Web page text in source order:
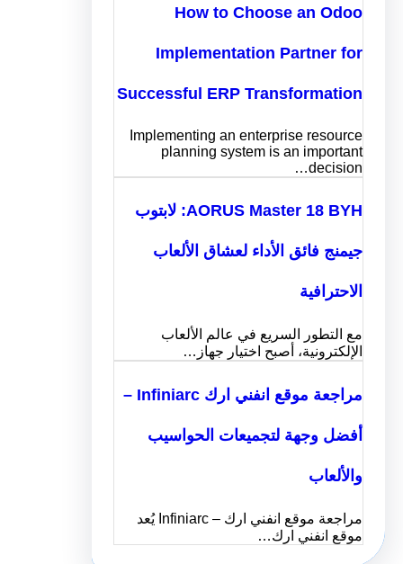
How to Choose an Odoo
Implementation Partner for
Successful ERP Transformation
Implementing an enterprise resource
planning system is an important
decision…
AORUS Master 18 BYH: لابتوب
جيمنج فائق الأداء لعشاق الألعاب
الاحترافية
مع التطور السريع في عالم الألعاب
الإلكترونية، أصبح اختيار جهاز…
مراجعة موقع انفني ارك Infiniarc –
أفضل وجهة لتجميعات الحواسيب
والألعاب
مراجعة موقع انفني ارك – Infiniarc يُعد
موقع انفني ارك…